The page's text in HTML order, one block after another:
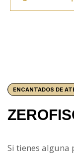
ENCANTADOS DE
Si tienes alguna